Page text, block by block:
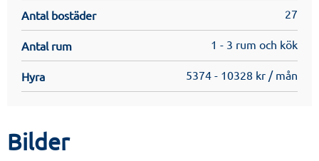
Antal bostäder 27
Antal rum 1 - 3 rum och kök
Hyra 5374 - 10328 kr / mån
Bilder